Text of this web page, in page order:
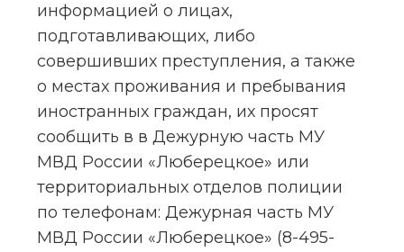
информацией о лицах,
подготавливающих, либо
совершивших преступления, а также
о местах проживания и пребывания
иностранных граждан, их просят
сообщить в в Дежурную часть МУ
МВД России «Люберецкое» или
территориальных отделов полиции
по телефонам: Дежурная часть МУ
МВД России «Люберецкое» (8-495-